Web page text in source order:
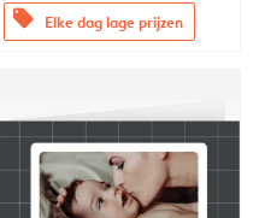
offers Elke dag lage prijzen